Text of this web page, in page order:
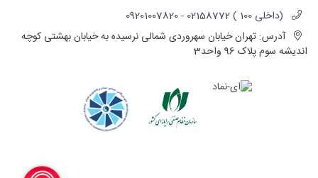
(داخلی 100 ) 02158772 - 09201007820
آدرس: تهران خیابان سهروردی شمالی نرسیده به خیابان بهشتی کوچه
اندیشه سوم پلاک 96 واحد3